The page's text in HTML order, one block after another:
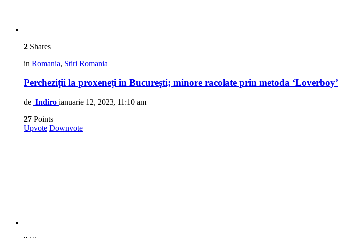
2 Shares
in Romania, Stiri Romania
Percheziţii la proxeneţi în Bucureşti; minore racolate prin metoda ‘Loverboy’
de Indiro ianuarie 12, 2023, 11:10 am
27 Points
Upvote Downvote